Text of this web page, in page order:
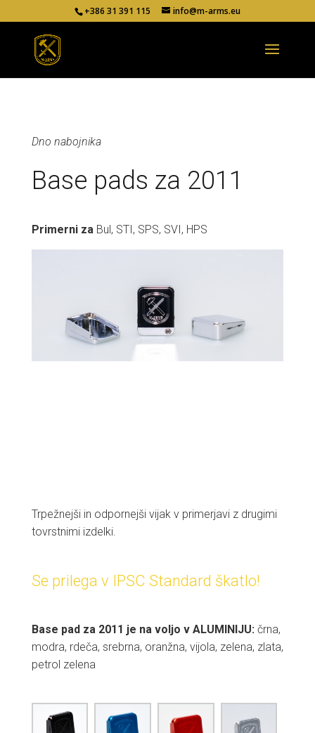
+386 31 391 115 info@m-arms.eu
Dno nabojnika
Base pads za 2011
Primerni zaBul, STI, SPS, SVI, HPS
Trpežnejši in odpornejši vijak v primerjavi z drugimi
tovrstnimi izdelki.
Se prilega v IPSC Standard škatlo!
Base pad za 2011 je na voljo v ALUMINIJU:črna,
modra, rdeča, srebrna, oranžna, vijola, zelena, zlata,
petrol zelena